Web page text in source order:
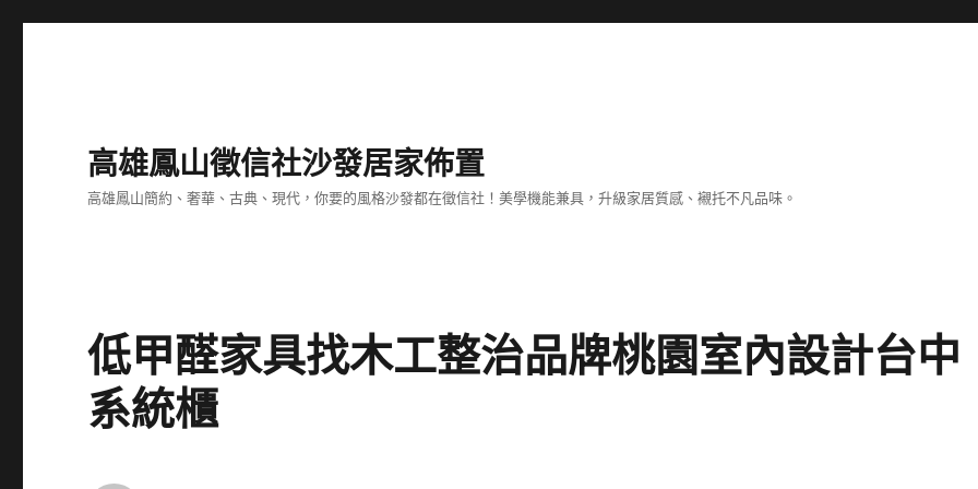
高雄鳳山徵信社沙發居家佈置
高雄鳳山簡約、奢華、古典、現代，你要的風格沙發都在徵信社！美學機能兼具，升級家居質感、襯托不凡品味。
低甲醛家具找木工整治品牌桃園室內設計台中
系統櫃